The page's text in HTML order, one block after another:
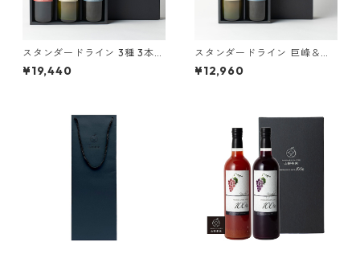
スタンダードライン 3種 3本セ
ット 果汁100％ストレート最
高級ぶどうジュース
¥19,440
スタンダードライン 巨峰＆甲
州２本セット 果汁100％スト
レート最高級ぶどうジュース
¥12,960